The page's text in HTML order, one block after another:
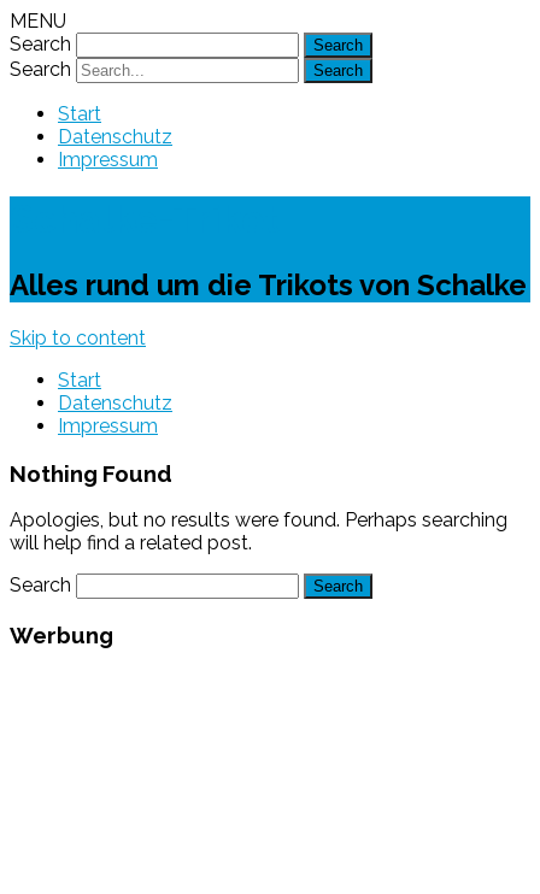
MENU
Search
Search
Start
Datenschutz
Impressum
Alles rund um die Trikots von Schalke
Skip to content
Start
Datenschutz
Impressum
Nothing Found
Apologies, but no results were found. Perhaps searching
will help find a related post.
Search
Werbung